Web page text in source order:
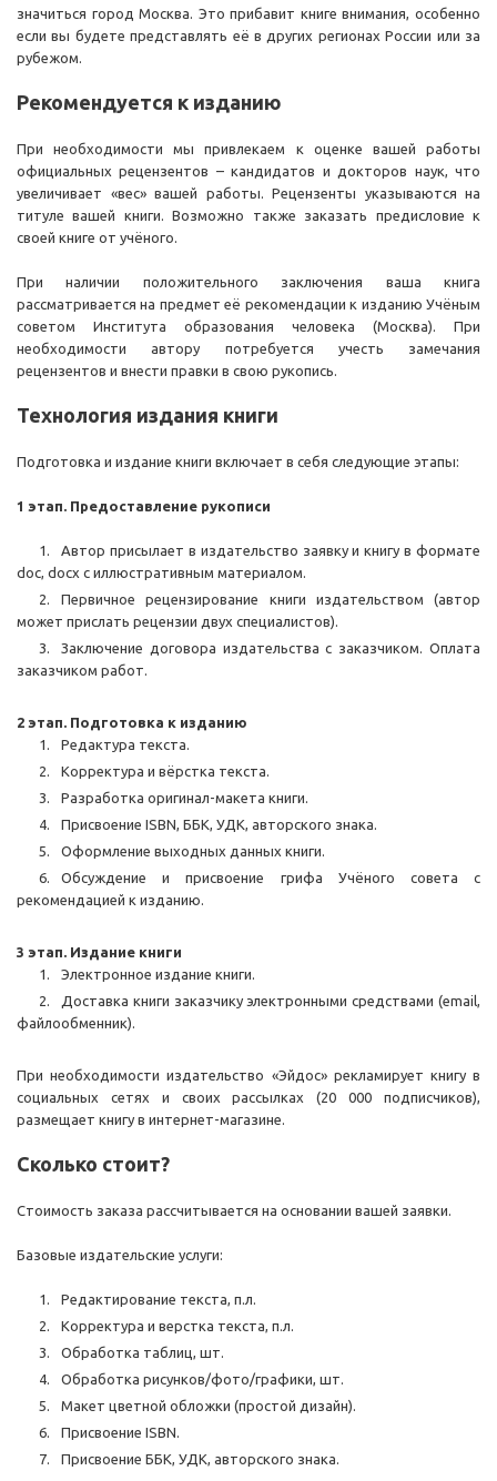
значиться город Москва. Это прибавит книге внимания, особенно
если вы будете представлять её в других регионах России или за
рубежом.
Рекомендуется к изданию
При необходимости мы привлекаем к оценке вашей работы
официальных рецензентов – кандидатов и докторов наук, что
увеличивает «вес» вашей работы. Рецензенты указываются на
титуле вашей книги. Возможно также заказать предисловие к
своей книге от учёного.
При наличии положительного заключения ваша книга
рассматривается на предмет её рекомендации к изданию Учёным
советом Института образования человека (Москва). При
необходимости автору потребуется учесть замечания
рецензентов и внести правки в свою рукопись.
Технология издания книги
Подготовка и издание книги включает в себя следующие этапы:
1 этап. Предоставление рукописи
Автор присылает в издательство заявку и книгу в формате
doc, docx с иллюстративным материалом.
Первичное рецензирование книги издательством (автор
может прислать рецензии двух специалистов).
Заключение договора издательства с заказчиком. Оплата
заказчиком работ.
2 этап. Подготовка к изданию
Редактура текста.
Корректура и вёрстка текста.
Разработка оригинал-макета книги.
Присвоение ISBN, ББК, УДК, авторского знака.
Оформление выходных данных книги.
Обсуждение и присвоение грифа Учёного совета с
рекомендацией к изданию.
3 этап. Издание книги
Электронное издание книги.
Доставка книги заказчику электронными средствами (email,
файлообменник).
При необходимости издательство «Эйдос» рекламирует книгу в
социальных сетях и своих рассылках (20 000 подписчиков),
размещает книгу в интернет-магазине.
Сколько стоит?
Стоимость заказа рассчитывается на основании вашей заявки.
Базовые издательские услуги:
Редактирование текста, п.л.
Корректура и верстка текста, п.л.
Обработка таблиц, шт.
Обработка рисунков/фото/графики, шт.
Макет цветной обложки (простой дизайн).
Присвоение ISBN.
Присвоение ББК, УДК, авторского знака.